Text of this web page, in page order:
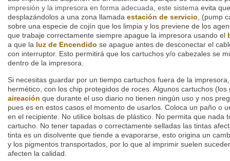
impresión y la impresora en forma adecuada, este sistema evita
desplazándolos a una zona llamada estación de servicio , (pump
sobre una especie de cojín que los limpia y los previene de los
que trabaje correctamente siempre apague la impresora usando el
a que la luz de Encendido se apague antes de desconectar el
con interruptor. Esto permitirá que los cartuchos y/o cabezales se
dentro de la impresora.
Si necesitas guardar por un tiempo cartuchos fuera de la
hermético, con los chip protegidos de roces. Algunos cartuchos
aireación que durante el uso diario no tienen ningún uso y nos
pues es en estos casos el momento de usarlos. Coloca un paño o
en el recipiente. No utilice bolsas de plástico. No permita que nada
cartucho. No tener tapadas o correctamente selladas las tintas
tinta es un disolvente que tiende a evaporarse, esto origina un
y los pigmentos transportados, por lo que al imprimir suelen
afecten la calidad.